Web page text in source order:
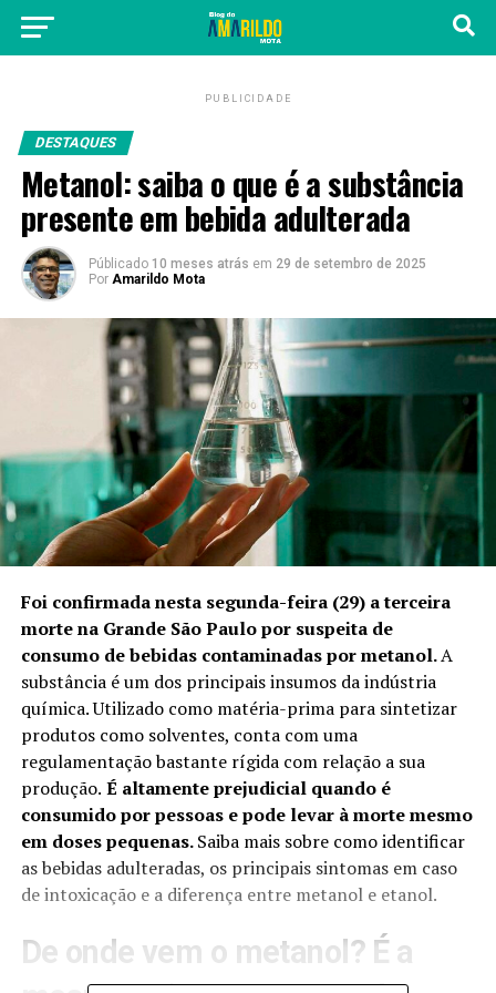
PUBLICIDADE
DESTAQUES
Metanol: saiba o que é a substância
presente em bebida adulterada
Públicado 10 meses atrás em 29 de setembro de 2025
Por Amarildo Mota
Foi confirmada nesta segunda-feira (29) aterceira
morte na Grande São Paulopor suspeita de
consumo de bebidas contaminadas por metanol.A
substância é um dos principais insumos da indústria
química. Utilizado como matéria-prima para sintetizar
produtos como solventes, conta com uma
regulamentação bastante rígida com relação a sua
produção. É altamente prejudicial quando é
consumido por pessoas e pode levar à morte mesmo
em doses pequenas.Saiba mais sobre como identificar
as bebidas adulteradas, os principais sintomas em caso
de intoxicação e a diferença entre metanol e etanol.
De onde vem o metanol? É a